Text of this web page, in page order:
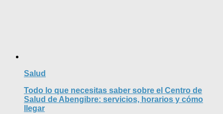
Salud
Todo lo que necesitas saber sobre el Centro de
Salud de Abengibre: servicios, horarios y cómo
llegar